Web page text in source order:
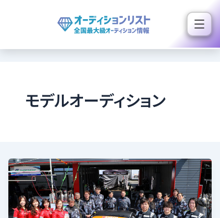
ス
モデルオーディション